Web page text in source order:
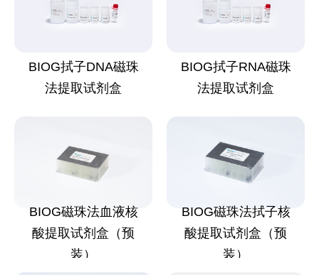
BIOG拭子DNA磁珠
法提取试剂盒
BIOG拭子RNA磁珠
法提取试剂盒
BIOG磁珠法血液核
酸提取试剂盒（预
装）
BIOG磁珠法拭子核
酸提取试剂盒（预
装）